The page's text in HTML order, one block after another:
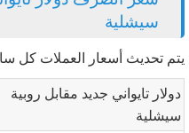
سيشلية
يتم تحديث أسعار العملات كل
دولار تايواني جديد مقابل روبية
سيشلية